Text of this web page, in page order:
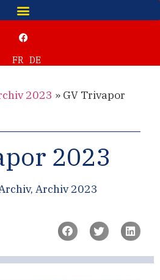
FR DE
2023 » GV Trivapor
2023
,Archiv 2023